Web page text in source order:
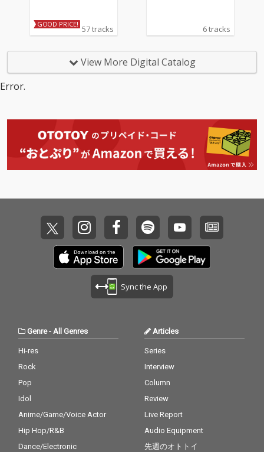
GOOD PRICE! 57 tracks 6 tracks
View More Digital Catalog
Error.
Sync the App
Genre-All Genres
Hi-res
Rock
Pop
Idol
Anime/Game/Voice Actor
Hip Hop/R&B
Dance/Electronic
Articles
Series
Interview
Column
Review
Live Report
Audio Equipment
先週のオトトイ